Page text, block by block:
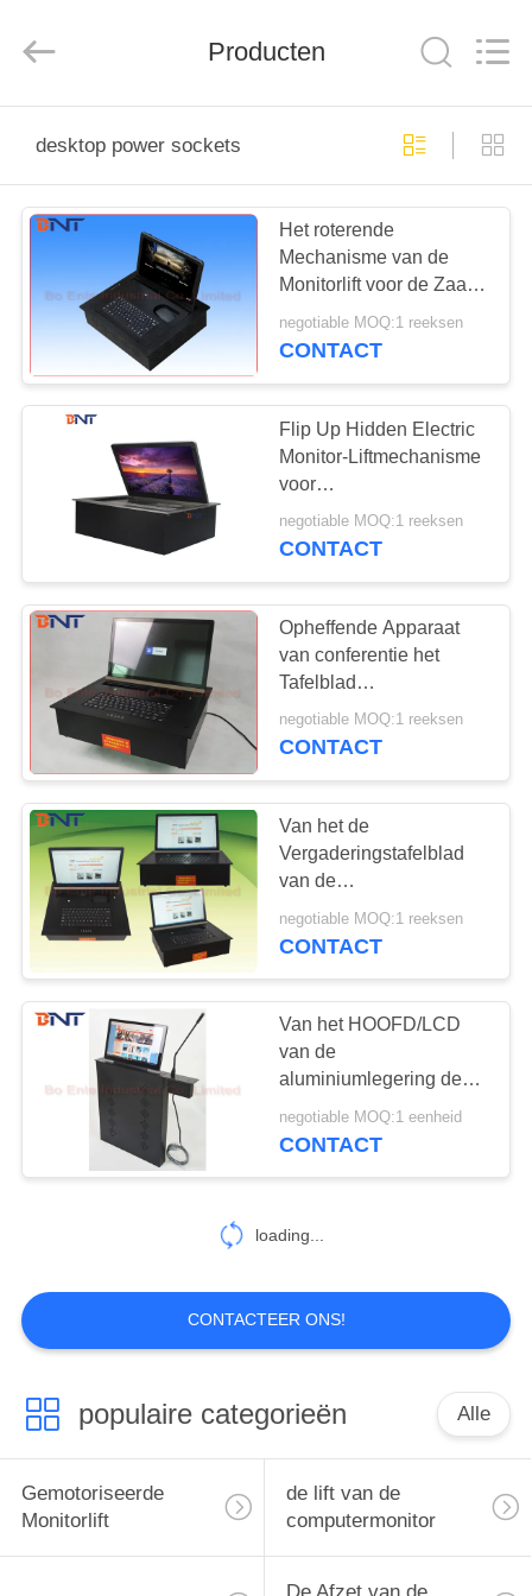
PRODUCTEN
ONGEVEER
ONS
FABRIEKSREIS
KWALITEITSCONTROLE
CONTACTEER
ONS
NIEUWS
GEVALLEN
CONFERENCE
ROOM
SOLUTION
SITEMAP
PRIVACY
POLICY
Limited).
Developed
Producten
desktop power sockets
Het roterende
Mechanisme van de
Monitorlift voor de Zaal
van de
Luxeconferentie/Handelzaal/
negotiable MOQ:1 reeksen
CONTACT
Flip Up Hidden Electric
Monitor-Liftmechanisme
voor
negotiable MOQ:1 reeksen
CONTACT
Opheffende Apparaat
van conferentie het
Tafelblad
Gemotoriseerde Flip Up
Lcd Monitor Meeting met
negotiable MOQ:1 reeksen
CONTACT
Van het de
Vergaderingstafelblad
van de
aluminiumlegering de
Computerlcd Monitor die
Duimzwarte
negotiable MOQ:1 reeksen
CONTACT
Van het HOOFD/LCD
van de
aluminiumlegering de
Lift Monitorscherm met
het Systeem van de
negotiable MOQ:1 eenheid
CONTACT
loading...
CONTACTEER ONS!
populaire categorieën Alle
Gemotoriseerde
Monitorlift
de lift van de
computermonitor